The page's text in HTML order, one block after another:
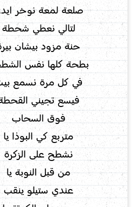
صلعة لمعة نوخر
لتالي نعطي شحطة
حنة مزود بيشان
بطحة كلها نفس
في كل مرة نسمع
فيسع تجيني
فوق السحاب
متربع كي البوذا يا
نشطح على الزكرة
من قبل النوبة يا
عندي ستيلو ينقب